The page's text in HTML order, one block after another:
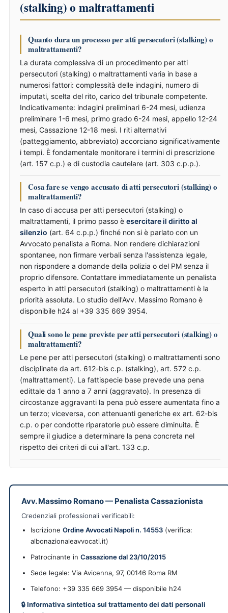
(stalking) o maltrattamenti
Quanto dura un processo per atti persecutori (stalking) o
maltrattamenti?
La durata complessiva di un procedimento per atti
persecutori (stalking) o maltrattamenti varia in base a
numerosi fattori: complessità delle indagini, numero di
imputati, scelta del rito, carico del tribunale competente.
Indicativamente: indagini preliminari 6-24 mesi, udienza
preliminare 1-6 mesi, primo grado 6-24 mesi, appello 12-24
mesi, Cassazione 12-18 mesi. I riti alternativi
(patteggiamento, abbreviato) accorciano significativamente
i tempi. È fondamentale monitorare i termini di prescrizione
(art. 157 c.p.) e di custodia cautelare (art. 303 c.p.p.).
Cosa fare se vengo accusato di atti persecutori (stalking) o
maltrattamenti?
In caso di accusa per atti persecutori (stalking) o
maltrattamenti, il primo passo è esercitare il diritto al
silenzio (art. 64 c.p.p.) finché non si è parlato con un
Avvocato penalista a Roma. Non rendere dichiarazioni
spontanee, non firmare verbali senza l'assistenza legale,
non rispondere a domande della polizia o del PM senza il
proprio difensore. Contattare immediatamente un penalista
esperto in atti persecutori (stalking) o maltrattamenti è la
priorità assoluta. Lo studio dell'Avv. Massimo Romano è
disponibile h24 al +39 335 669 3954.
Quali sono le pene previste per atti persecutori (stalking) o
maltrattamenti?
Le pene per atti persecutori (stalking) o maltrattamenti sono
disciplinate da art. 612-bis c.p. (stalking), art. 572 c.p.
(maltrattamenti). La fattispecie base prevede una pena
edittale da 1 anno a 7 anni (aggravato). In presenza di
circostanze aggravanti la pena può essere aumentata fino a
un terzo; viceversa, con attenuanti generiche ex art. 62-bis
c.p. o per condotte riparatorie può essere diminuita. È
sempre il giudice a determinare la pena concreta nel
rispetto dei criteri di cui all'art. 133 c.p.
Avv. Massimo Romano— Penalista Cassazionista
Credenziali professionali verificabili:
Iscrizione Ordine Avvocati Napoli n. 14553 (verifica:
albonazionaleavvocati.it)
Patrocinante in Cassazione dal 23/10/2015
Sede legale: Via Avicenna, 97, 00146 Roma RM
Telefono: +39 335 669 3954 — disponibile h24
🔒 Informativa sintetica sul trattamento dei dati personali